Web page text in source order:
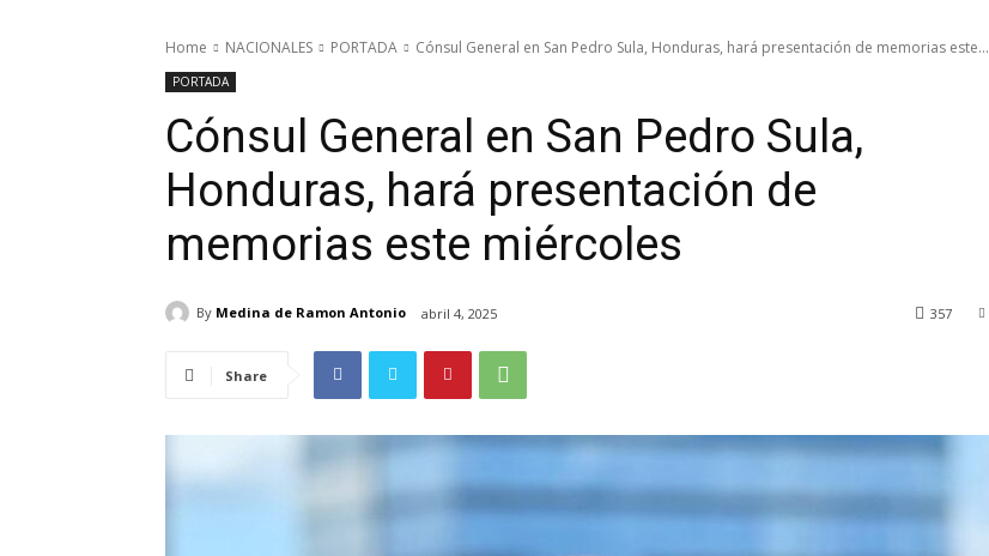
Home NACIONALES PORTADA Cónsul General en San Pedro Sula, Honduras, hará presentación de memorias este...
PORTADA
Cónsul General en San Pedro Sula,
Honduras, hará presentación de
memorias este miércoles
By Medina de Ramon Antonio abril 4, 2025 357
Share